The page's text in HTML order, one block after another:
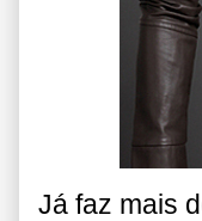
Já faz mais